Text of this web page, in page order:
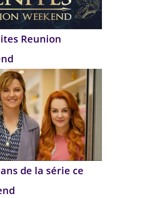
Reunion
de la série ce